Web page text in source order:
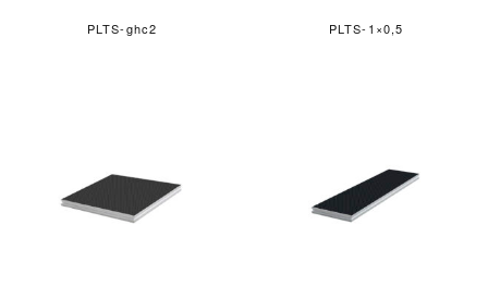
PLTS-ghc2 PLTS-1×0,5